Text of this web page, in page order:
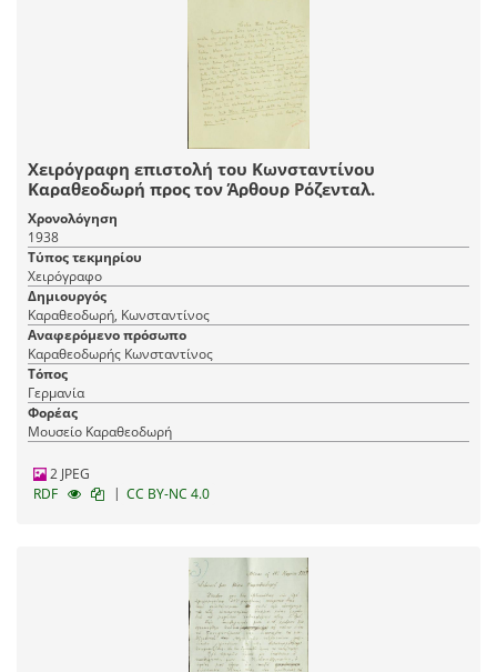
Χειρόγραφη επιστολή του Κωνσταντίνου
Καραθεοδωρή προς τον Άρθουρ Ρόζενταλ.
Χρονολόγηση
1938
Τύπος τεκμηρίου
Χειρόγραφο
Δημιουργός
Καραθεοδωρή, Κωνσταντίνος
Αναφερόμενο πρόσωπο
Καραθεοδωρής Κωνσταντίνος
Τόπος
Γερμανία
Φορέας
Μουσείο Καραθεοδωρή
2 JPEG
RDF
| CC BY-NC 4.0